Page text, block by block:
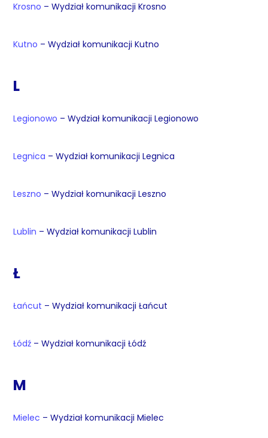
Krosno – Wydział komunikacji Krosno
Kutno – Wydział komunikacji Kutno
L
Legionowo – Wydział komunikacji Legionowo
Legnica – Wydział komunikacji Legnica
Leszno – Wydział komunikacji Leszno
Lublin – Wydział komunikacji Lublin
Ł
Łańcut – Wydział komunikacji Łańcut
Łódź – Wydział komunikacji Łódź
M
Mielec – Wydział komunikacji Mielec